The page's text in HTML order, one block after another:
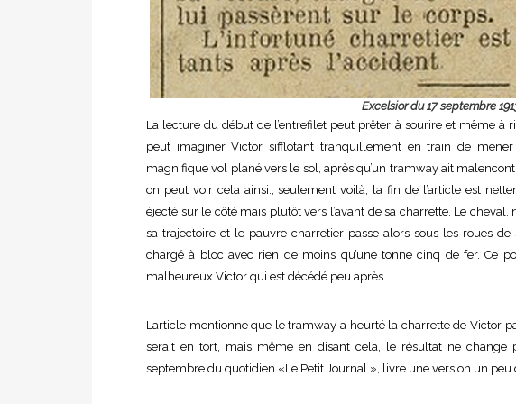
Excelsior du 17 septembre
La lecture du début de l’entrefilet peut prêter à sourire et même à
peut imaginer Victor sifflotant tranquillement en train de mener
magnifique vol plané vers le sol, après qu’un tramway ait
on peut voir cela ainsi., seulement voilà, la fin de l’article est
éjecté sur le côté mais plutôt vers l’avant de sa charrette. Le cheval,
sa trajectoire et le pauvre charretier passe alors sous les roues
chargé à bloc avec rien de moins qu’une tonne cinq de fer. Ce
malheureux Victor qui est décédé peu après.
L’article mentionne que le tramway a heurté la charrette de Victor
serait en tort, mais même en disant cela, le résultat ne change
septembre du quotidien «Le Petit Journal », livre une version un peu